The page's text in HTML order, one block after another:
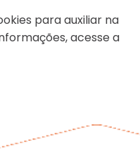
para auxiliar na
acesse a